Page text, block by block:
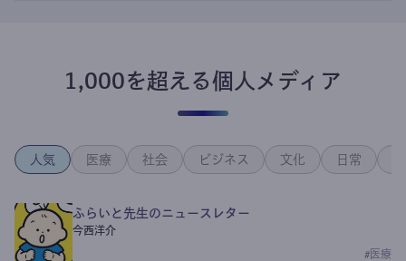
1,000を超える個人メディア
人気 医療 社会 ビジネス 文化 日常
ふらいと先生のニュースレター
今西洋介
# 医療